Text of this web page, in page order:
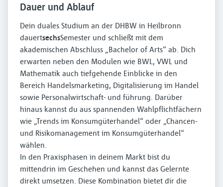
Dauer und Ablauf
Dein duales Studium an der DHBW in Heilbronn
dauertsechsSemester und schließt mit dem
akademischen Abschluss „Bachelor of Arts“ ab. Dich
erwarten neben den Modulen wie BWL, VWL und
Mathematik auch tiefgehende Einblicke in den
Bereich Handelsmarketing, Digitalisierung im Handel
sowie Personalwirtschaft- und führung. Darüber
hinaus kannst du aus spannenden Wahlpflichtfächern
wie „Trends im Konsumgüterhandel“ oder „Chancen-
und Risikomanagement im Konsumgüterhandel“
wählen.
In den Praxisphasen in deinem Markt bist du
mittendrin im Geschehen und kannst das Gelernte
direkt umsetzen. Diese Kombination bietet dir die